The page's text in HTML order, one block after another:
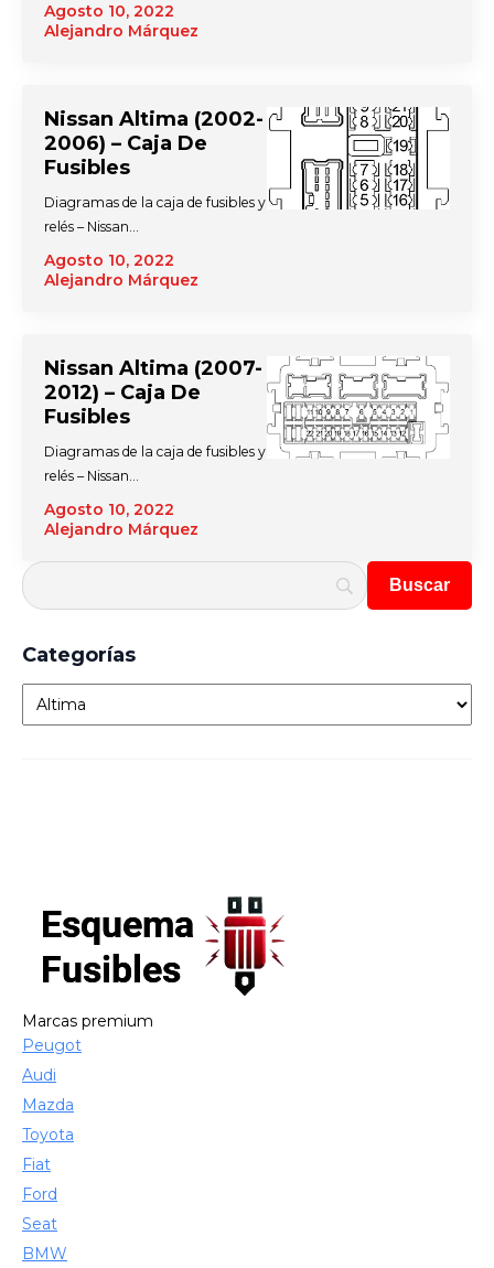
Agosto 10, 2022
Alejandro Márquez
Nissan Altima (2002-
2006) – Caja De
Fusibles
Agosto 10, 2022
Alejandro Márquez
Diagramas de la caja de fusibles y
relés – Nissan…
Nissan Altima (2007-
2012) – Caja De
Fusibles
Agosto 10, 2022
Alejandro Márquez
Diagramas de la caja de fusibles y
relés – Nissan…
Categorías
Categorías
Marcas premium
Peugot
Audi
Mazda
Toyota
Fiat
Ford
Seat
BMW